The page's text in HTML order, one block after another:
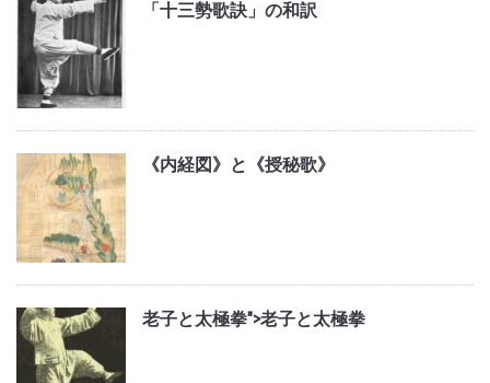
「十三勢歌訣」の和訳
《内経図》と《授秘歌》
老子と太極拳">老子と太極拳